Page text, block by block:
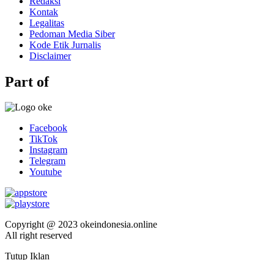
Kontak
Legalitas
Pedoman Media Siber
Kode Etik Jurnalis
Disclaimer
Part of
Facebook
TikTok
Instagram
Telegram
Youtube
Copyright @ 2023 okeindonesia.online
All right reserved
Tutup Iklan